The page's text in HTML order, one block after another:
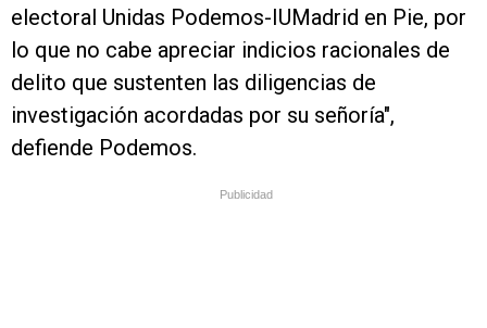
electoral Unidas Podemos-IUMadrid en Pie, por
lo que no cabe apreciar indicios racionales de
delito que sustenten las diligencias de
investigación acordadas por su señoría",
defiende Podemos.
Publicidad